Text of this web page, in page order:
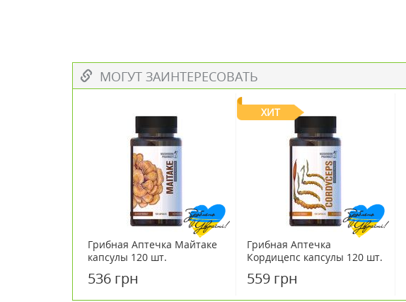
МОГУТ ЗАИНТЕРЕСОВАТЬ
Грибная Аптечка Майтаке
капсулы 120 шт.
536 грн
ХИТ
Грибная Аптечка
Кордицепс капсулы 120 шт.
559 грн